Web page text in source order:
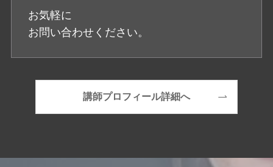
お気軽に
お問い合わせください。
講師プロフィール詳細へ